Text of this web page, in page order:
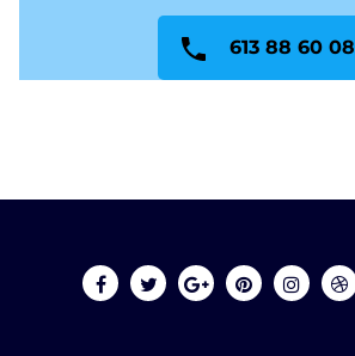
613 88 60 08